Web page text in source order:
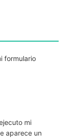
formulario
mi
aparece un